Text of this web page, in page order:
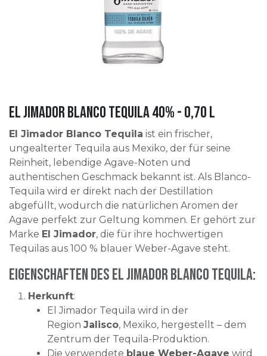
El Jimador Blanco Tequila 40% - 0,70 l
El Jimador Blanco Tequila ist ein frischer,
ungealterter Tequila aus Mexiko, der für seine
Reinheit, lebendige Agave-Noten und
authentischen Geschmack bekannt ist. Als Blanco-
Tequila wird er direkt nach der Destillation
abgefüllt, wodurch die natürlichen Aromen der
Agave perfekt zur Geltung kommen. Er gehört zur
Marke El Jimador, die für ihre hochwertigen
Tequilas aus 100 % blauer Weber-Agave steht.
Eigenschaften des El Jimador Blanco Tequila:
Herkunft:
El Jimador Tequila wird in der
Region Jalisco, Mexiko, hergestellt – dem
Zentrum der Tequila-Produktion.
Die verwendete blaue Weber-Agave wird